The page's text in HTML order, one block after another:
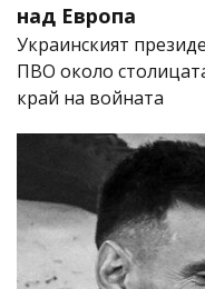
над Европа
Украинският
ПВО около
край на войната